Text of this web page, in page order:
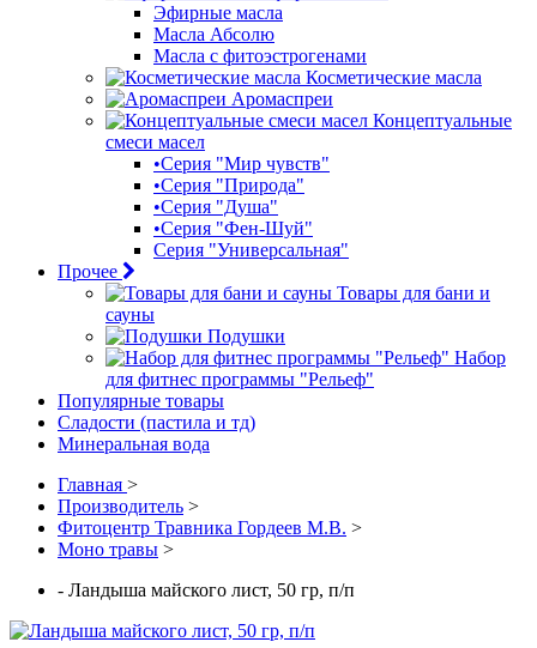
Эфирные масла
Масла Абсолю
Масла с фитоэстрогенами
Косметические масла
Аромаспреи
Концептуальные
смеси масел
•Серия "Мир чувств"
•Серия "Природа"
•Серия "Душа"
•Серия "Фен-Шуй"
Серия "Универсальная"
Прочее
Товары для бани и
сауны
Подушки
Набор
для фитнес программы "Рельеф"
Популярные товары
Сладости (пастила и тд)
Минеральная вода
Главная >
Производитель >
Фитоцентр Травника Гордеев М.В. >
Моно травы >
- Ландыша майского лист, 50 гр, п/п